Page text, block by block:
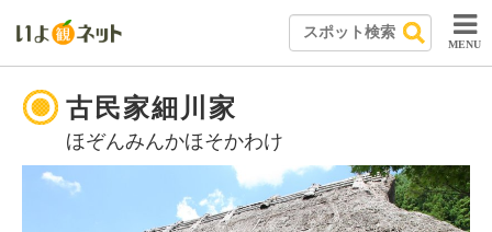
MENU
古民家細川家
ほぞんみんかほそかわけ